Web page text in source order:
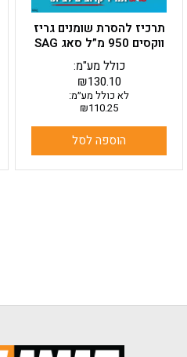
תרכיז להסרת שומנים גריז
ווקסים 950 מ”ל סאג SAG
₪130.10
כולל מע"מ:
לא כולל מע״מ:
₪110.25
הוספה לסל